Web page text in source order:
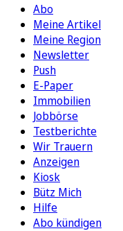
Abo
Meine Artikel
Meine Region
Newsletter
Push
E-Paper
Immobilien
Jobbörse
Testberichte
Wir Trauern
Anzeigen
Kiosk
Bütz Mich
Hilfe
Abo kündigen